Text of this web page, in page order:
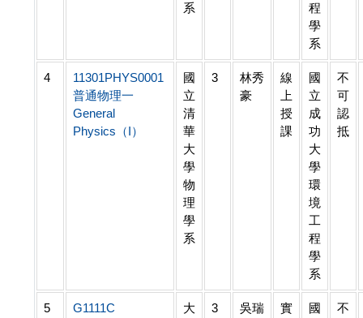
系
程
學
系
4
11301PHYS0001
普通物理一
General
Physics（I）
國
立
清
華
大
學
物
理
學
系
3
林秀
豪
線
上
授
課
國
立
成
功
大
學
環
境
工
程
學
系
不
可
認
抵
5
G1111C
大
3
吳瑞
實
國
不